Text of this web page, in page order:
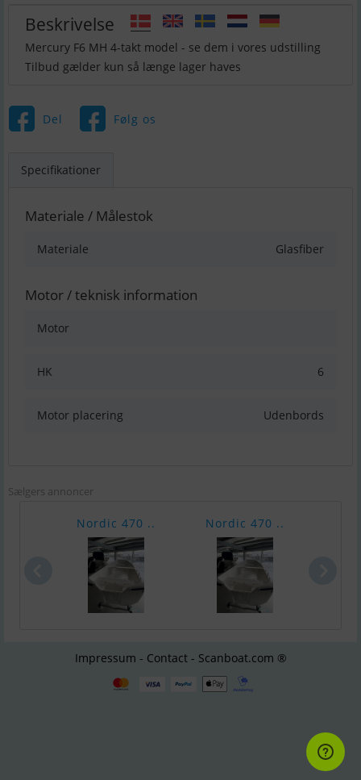
Beskrivelse
Mercury F6 MH 4-takt model - se dem i vores udstilling
Tilbud gælder kun så længe lager haves
Del Følg os
Specifikationer
Materiale / Målestok
Materiale Glasfiber
Motor / teknisk information
Motor
HK 6
Motor placering Udenbords
Sælgers annoncer
Nordic 470 .. Nordic 470 ..
Impressum - Contact - Scanboat.com ®